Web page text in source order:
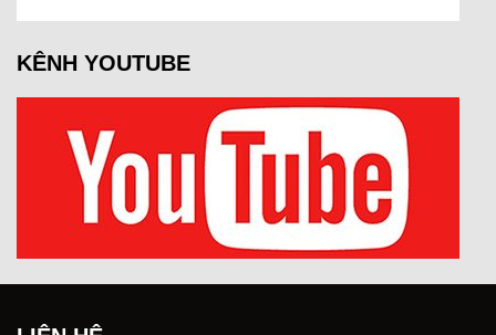
KÊNH YOUTUBE